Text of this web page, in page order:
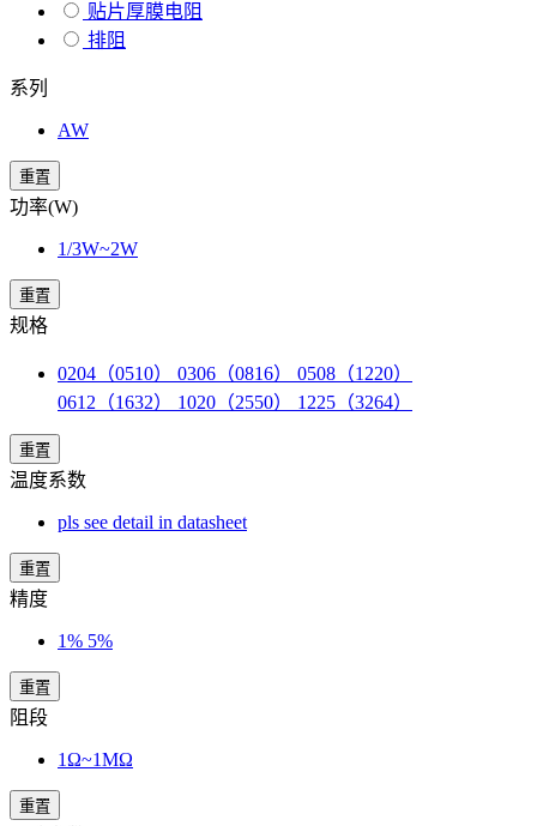
贴片厚膜电阻
排阻
系列
AW
重置
功率(W)
1/3W~2W
重置
规格
0204（0510） 0306（0816） 0508（1220）
0612（1632） 1020（2550） 1225（3264）
重置
温度系数
pls see detail in datasheet
重置
精度
1% 5%
重置
阻段
1Ω~1MΩ
重置